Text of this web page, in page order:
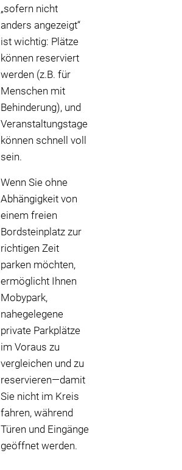
„sofern nicht
anders angezeigt“
ist wichtig: Plätze
können reserviert
werden (z.B. für
Menschen mit
Behinderung), und
Veranstaltungstage
können schnell voll
sein.
Wenn Sie ohne
Abhängigkeit von
einem freien
Bordsteinplatz zur
richtigen Zeit
parken möchten,
ermöglicht Ihnen
Mobypark,
nahegelegene
private Parkplätze
im Voraus zu
vergleichen und zu
reservieren—damit
Sie nicht im Kreis
fahren, während
Türen und Eingänge
geöffnet werden.